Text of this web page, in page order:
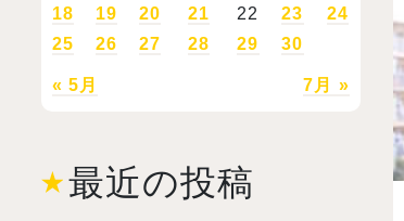
訪問者別メニュー
« 5月 7月 »
18
19 20 21 22 23
24
25
26 27 28 29 30
最近の投稿